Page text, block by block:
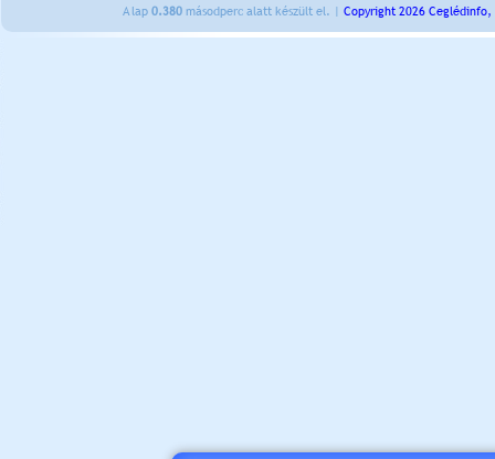
A lap 0.380 másodperc alatt készült el. | Copyright 2026